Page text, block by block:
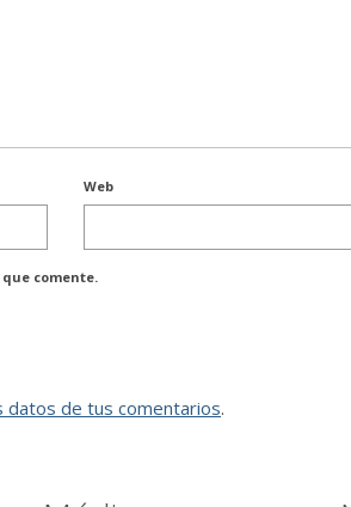
Web
comente.
datos de tus comentarios.